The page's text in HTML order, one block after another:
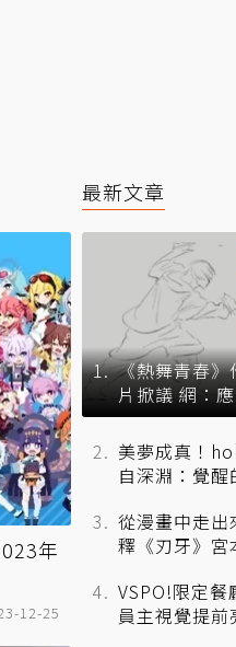
年
12-25
最新文章
《熱舞青春
片掀議 網：
美夢成真！
自深淵：覺
從漫畫中走出
釋《刃牙》宮
VSPO!限定
員主視覺提前